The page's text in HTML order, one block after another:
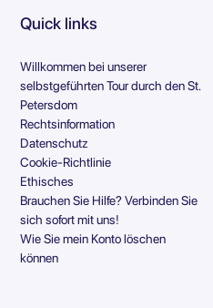
Quick links
Willkommen bei unserer
selbstgeführten Tour durch den St.
Petersdom
Rechtsinformation
Datenschutz
Cookie-Richtlinie
Ethisches
Brauchen Sie Hilfe? Verbinden Sie
sich sofort mit uns!
Wie Sie mein Konto löschen
können